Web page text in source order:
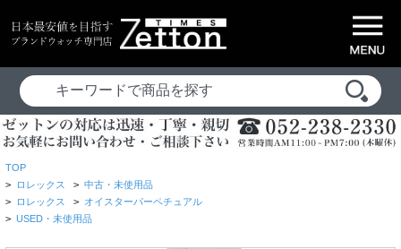
TOP
> ロレックス > 中古・未使用品
> ロレックス > オイスターパーペチュアル
> USED・未使用品